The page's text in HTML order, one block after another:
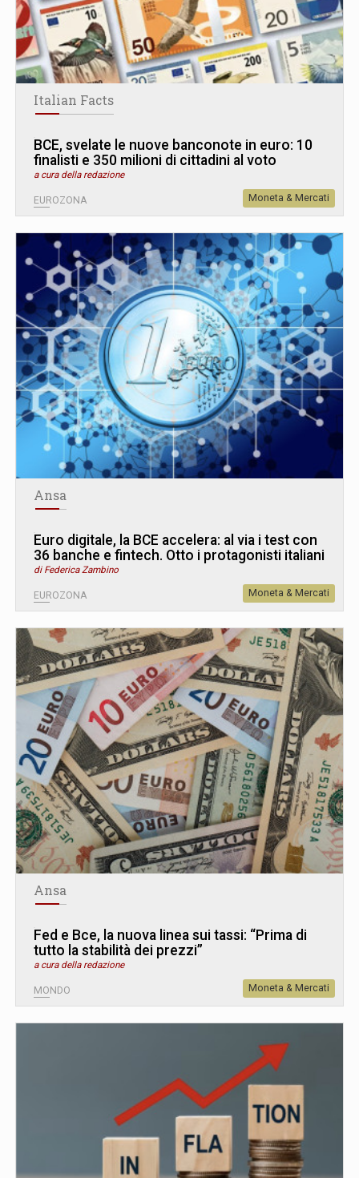
Italian Facts
BCE, svelate le nuove banconote in euro: 10
finalisti e 350 milioni di cittadini al voto
a cura della redazione
EUROZONA Moneta & Mercati
Ansa
Euro digitale, la BCE accelera: al via i test con
36 banche e fintech. Otto i protagonisti italiani
di Federica Zambino
EUROZONA Moneta & Mercati
Ansa
Fed e Bce, la nuova linea sui tassi: “Prima di
tutto la stabilità dei prezzi”
a cura della redazione
MONDO Moneta & Mercati